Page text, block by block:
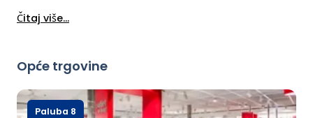
raspoloživosti) također se mogu dogovoriti u
korisničkoj službi.
Čitaj više...
Opće trgovine
Paluba 8